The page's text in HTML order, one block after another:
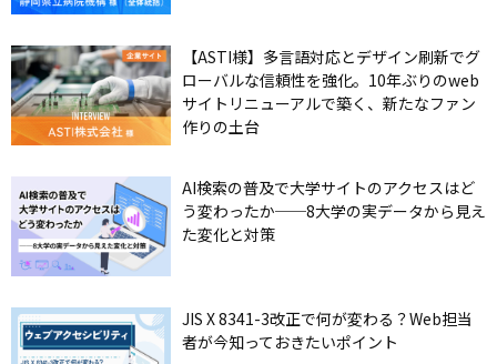
【ASTI様】多言語対応とデザイン刷新でグ
ローバルな信頼性を強化。10年ぶりのweb
サイトリニューアルで築く、新たなファン
作りの土台
AI検索の普及で大学サイトのアクセスはど
う変わったか──8大学の実データから見え
た変化と対策
JIS X 8341-3改正で何が変わる？Web担当
者が今知っておきたいポイント